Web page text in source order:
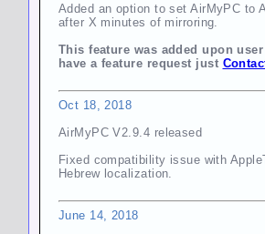
Added an option to set AirMyPC to
after X minutes of mirroring.
This feature was added upon
have a feature request just
Oct 18, 2018
AirMyPC V2.9.4 released
Fixed compatibility issue with
Hebrew localization.
June 14, 2018